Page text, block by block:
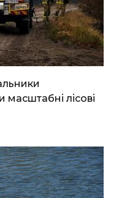
лісові